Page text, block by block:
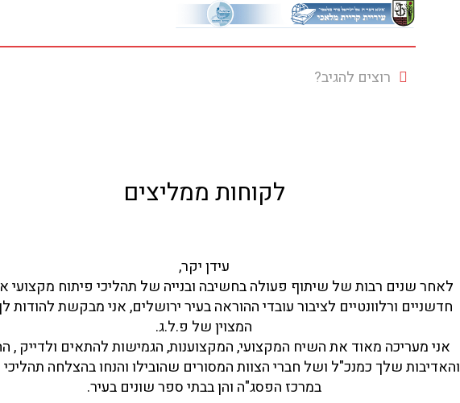
רוצים להגיב?
לקוחות ממליצים
עידן יקר,
לאחר שנים רבות של שיתוף פעולה בחשיבה ובנייה של תהליכי פיתוח מקצועי
חדשניים ורלוונטיים לציבור עובדי ההוראה בעיר ירושלים, אני מבקשת להודות
המצוין של פ.ל.ג.
אני מעריכה מאוד את השיח המקצועי, המקצוענות, הגמישות להתאים ולדייק ,
והאדיבות שלך כמנכ"ל ושל חברי הצוות המסורים שהובילו והנחו בהצלחה
במרכז הפסג"ה והן בבתי ספר שונים בעיר.